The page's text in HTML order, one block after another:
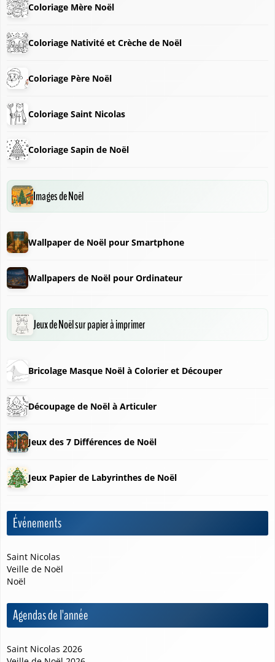
Coloriage Mère Noël
Coloriage Nativité et Crèche de Noël
Coloriage Père Noël
Coloriage Saint Nicolas
Coloriage Sapin de Noël
Images de Noël
Wallpaper de Noël pour Smartphone
Wallpapers de Noël pour Ordinateur
Jeux de Noël sur papier à imprimer
Bricolage Masque Noël à Colorier et Découper
Découpage de Noël à Articuler
Jeux des 7 Différences de Noël
Jeux Papier de Labyrinthes de Noël
Événements
Saint Nicolas
Veille de Noël
Noël
Agendas de l'année
Saint Nicolas 2026